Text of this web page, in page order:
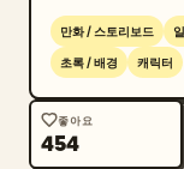
만화 / 스토리보드
초록 / 배경 캐릭터
좋아요
454